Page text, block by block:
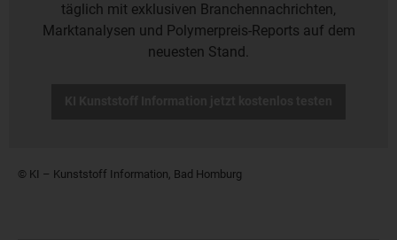
täglich mit exklusiven Branchennachrichten,
Marktanalysen und Polymerpreis-Reports auf dem
neuesten Stand.
© KI – Kunststoff Information, Bad Homburg